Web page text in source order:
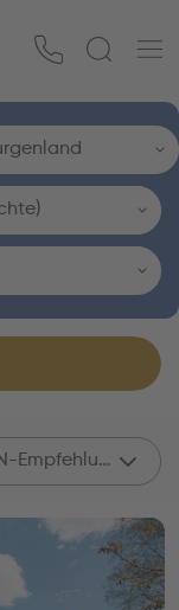
)
jö.REISEN-Empfehlung